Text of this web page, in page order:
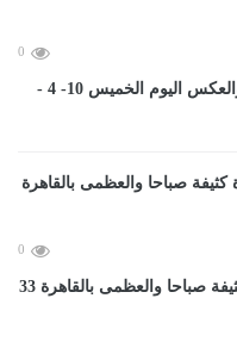
0
مواعيد قطارات "القاهرة - الإسكندرية" والعكس اليوم الخميس 10- 4 -
0
الطقس غدا مائل للحرارة نهاراً وشبورة كثيفة صباحا والعظمى بالقاهرة 33